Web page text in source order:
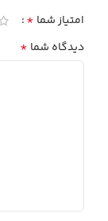
امتیاز شما *
دیدگاه شما *